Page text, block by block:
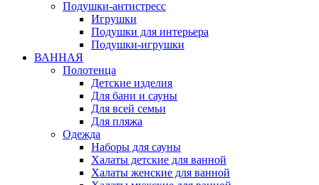
Подушки-антистресс
Игрушки
Подушки для интерьера
Подушки-игрушки
ВАННАЯ
Полотенца
Детские изделия
Для бани и сауны
Для всей семьи
Для пляжа
Одежда
Наборы для сауны
Халаты детские для ванной
Халаты женские для ванной